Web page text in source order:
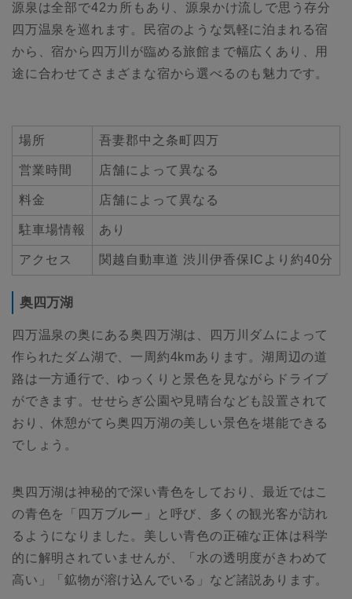
源泉は全部で42カ所もあり、源泉かけ流しで思う存分
四万温泉を巡れます。民宿のような気軽に泊まれる宿
から、宿から四万川が臨める旅館まで幅広くあり、用
途に合わせてさまざまな宿から選べるのも魅力です。
場所 吾妻郡中之条町四万
営業時間 店舗によって異なる
料金 店舗によって異なる
駐車場情報 あり
アクセス 関越自動車道 渋川伊香保ICより約40分
奥四万湖
四万温泉の奥にある奥四万湖は、四万川ダムによって
作られたダム湖で、一周約4kmあります。湖周辺の道
路は一方通行で、ゆっくりと景色を見ながらドライブ
ができます。せせらぎ公園や見晴台なども設置されて
おり、休憩がてら奥四万湖の美しい景色を堪能できる
でしょう。
奥四万湖は神秘的で深い青色をしており、最近ではこ
の青色を「四万ブルー」と呼び、多くの観光客が訪れ
るようになりました。美しい青色の正確な正体は科学
的に解明されていませんが、「水の透明度がきわめて
高い」「鉱物が溶け込んでいる」など諸説あります。